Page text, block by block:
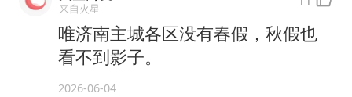
来自火星
唯济南主城各区没有春假，秋假也
看不到影子。
2026-06-04